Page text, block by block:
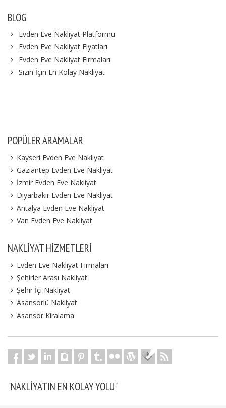
BLOG
Evden Eve Nakliyat Platformu
Evden Eve Nakliyat Fiyatları
Evden Eve Nakliyat Firmaları
Sizin İçin En Kolay Nakliyat
POPÜLER ARAMALAR
Kayseri Evden Eve Nakliyat
Gaziantep Evden Eve Nakliyat
İzmir Evden Eve Nakliyat
Diyarbakır Evden Eve Nakliyat
Antalya Evden Eve Nakliyat
Van Evden Eve Nakliyat
NAKLIYAT HIZMETLERI
Evden Eve Nakliyat Firmaları
Şehirler Arası Nakliyat
Şehir İçi Nakliyat
Asansörlü Nakliyat
Asansör Kiralama
"NAKLIYATIN EN KOLAY YOLU"